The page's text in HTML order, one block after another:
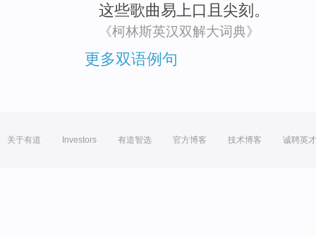
这些歌曲易上口 且尖刻。
《柯林斯英汉双解大词典》
更多双语例句
关于有道 Investors 有道智选 官方博客 技术博客 诚聘英才